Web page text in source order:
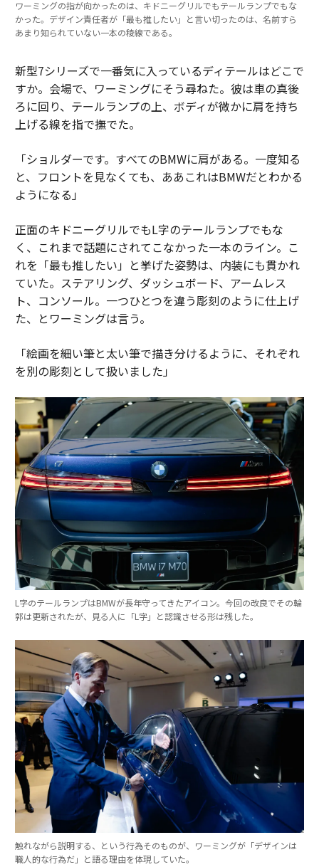
ワーミングの指が向かったのは、キドニーグリルでもテールランプでもな
かった。デザイン責任者が「最も推したい」と言い切ったのは、名前すら
あまり知られていない一本の稜線である。
新型7シリーズで一番気に入っているディテールはどこで
すか。会場で、ワーミングにそう尋ねた。彼は車の真後
ろに回り、テールランプの上、ボディが微かに肩を持ち
上げる線を指で撫でた。
「ショルダーです。すべてのBMWに肩がある。一度知る
と、フロントを見なくても、ああこれはBMWだとわかる
ようになる」
正面のキドニーグリルでもL字のテールランプでもな
く、これまで話題にされてこなかった一本のライン。こ
れを「最も推したい」と挙げた姿勢は、内装にも貫かれ
ていた。ステアリング、ダッシュボード、アームレス
ト、コンソール。一つひとつを違う彫刻のように仕上げ
た、とワーミングは言う。
「絵画を細い筆と太い筆で描き分けるように、それぞれ
を別の彫刻として扱いました」
L字のテールランプはBMWが長年守ってきたアイコン。今回の改良でその輪
郭は更新されたが、見る人に「L字」と認識させる形は残した。
触れながら説明する、という行為そのものが、ワーミングが「デザインは
職人的な行為だ」と語る理由を体現していた。